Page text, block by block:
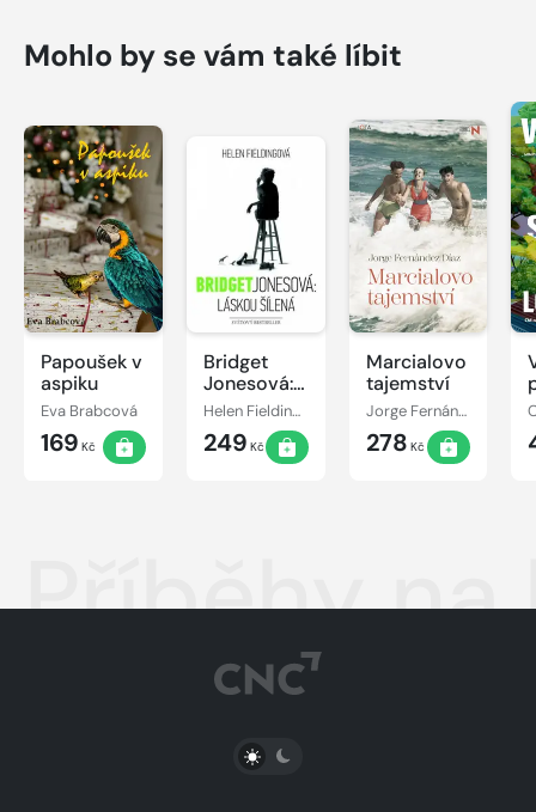
Mohlo by se vám také líbit
Papoušek v
aspiku
Eva Brabcová
169 Kč
Bridget
Jonesová:
láskou
Helen Fieldingová
249 Kč
Marcialovo
tajemství
Jorge Fernández Díaz
278 Kč
Příběhy na
PŘEPNOUT SVĚTLÝ/TMAVÝ REŽIM